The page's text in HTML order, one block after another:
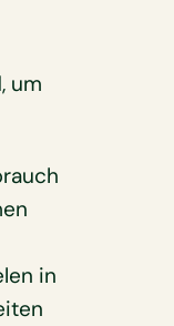
um
in